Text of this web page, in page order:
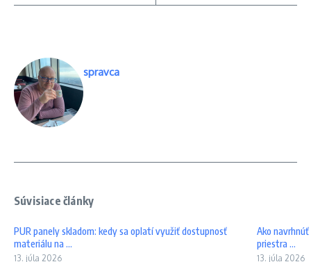
spravca
Súvisiace články
PUR panely skladom: kedy sa oplatí využiť dostupnosť
materiálu na ...
13. júla 2026
Ako
priestra ...
13. júla 2026